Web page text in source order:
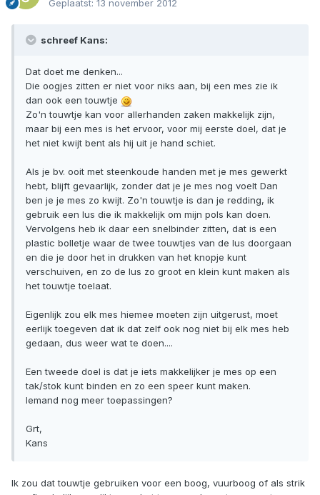
Geplaatst: 13 november 2012
schreef Kans:
Dat doet me denken...
Die oogjes zitten er niet voor niks aan, bij een mes zie ik
dan ook een touwtje
Zo'n touwtje kan voor allerhanden zaken makkelijk zijn,
maar bij een mes is het ervoor, voor mij eerste doel, dat je
het niet kwijt bent als hij uit je hand schiet.
Als je bv. ooit met steenkoude handen met je mes gewerkt
hebt, blijft gevaarlijk, zonder dat je je mes nog voelt Dan
ben je je mes zo kwijt. Zo'n touwtje is dan je redding, ik
gebruik een lus die ik makkelijk om mijn pols kan doen.
Vervolgens heb ik daar een snelbinder zitten, dat is een
plastic bolletje waar de twee touwtjes van de lus doorgaan
en die je door het in drukken van het knopje kunt
verschuiven, en zo de lus zo groot en klein kunt maken als
het touwtje toelaat.
Eigenlijk zou elk mes hiemee moeten zijn uitgerust, moet
eerlijk toegeven dat ik dat zelf ook nog niet bij elk mes heb
gedaan, dus weer wat te doen....
Een tweede doel is dat je iets makkelijker je mes op een
tak/stok kunt binden en zo een speer kunt maken.
Iemand nog meer toepassingen?
Grt,
Kans
Ik zou dat touwtje gebruiken voor een boog, vuurboog of als strik